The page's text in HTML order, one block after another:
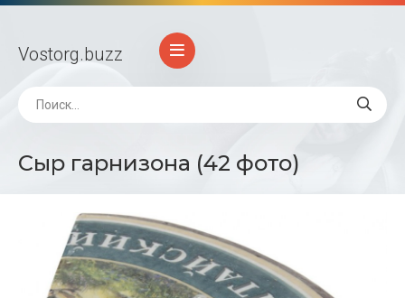
Vostorg.buzz
Сыр гарнизона (42 фото)